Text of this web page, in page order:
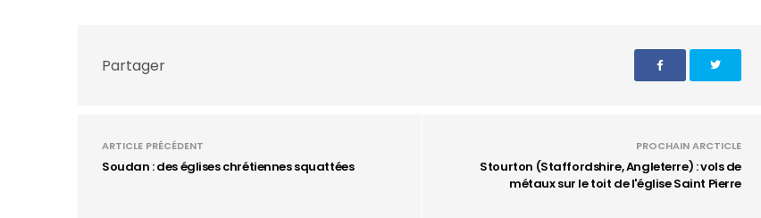
Partager
ARTICLE PRÉCÉDENT
Soudan : des églises chrétiennes squattées
PROCHAIN ARCTICLE
Stourton (Staffordshire, Angleterre) : vols de
métaux sur le toit de l'église Saint Pierre